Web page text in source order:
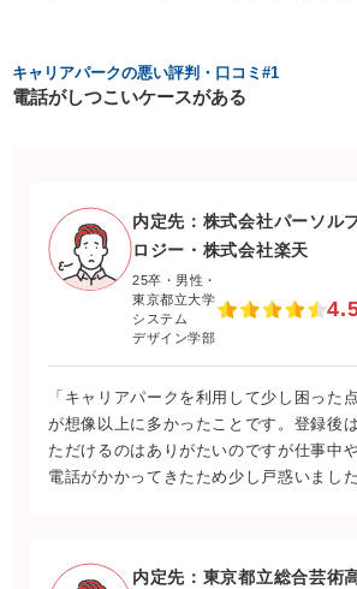
キャリアパークの悪い評判・口コミ#1
電話がしつこいケースがある
内定先：株式会社パーソル
ロジー・株式会社楽天
25卒・男性・
東京都立大学
システム
デザイン学部
「キャリアパークを利用して少し困った
が想像以上に多かったことです。登録後
ただけるのはありがたいのですが仕事中
電話がかかってきたため少し戸惑いました
内定先：東京都立総合芸術